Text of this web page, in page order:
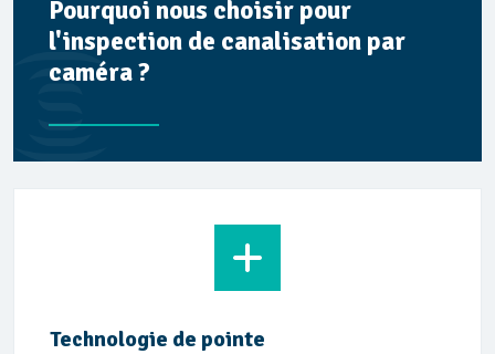
Pourquoi nous choisir pour
l'inspection de canalisation par
caméra ?
Technologie de pointe